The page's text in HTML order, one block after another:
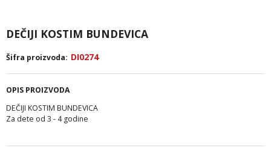
DEČIJI KOSTIM BUNDEVICA
Šifra proizvoda: DI0274
OPIS PROIZVODA
DEČIJI KOSTIM BUNDEVICA
Za dete od 3 - 4 godine